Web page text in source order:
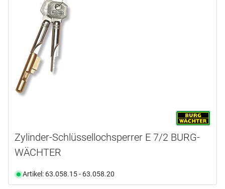
Zylinder-Schlüssellochsperrer E 7/2 BURG-
WÄCHTER
Artikel: 63.058.15 - 63.058.20